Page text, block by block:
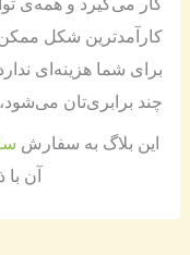
برای شما هزینه‌ای
چند برابری‌تان
​​این بلاگ به سفارش
آن